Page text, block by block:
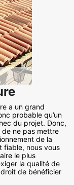
a un grand
probable qu’un
du projet. Donc,
de ne pas mettre
de la
fiable, nous vous
le plus
la qualité de
de bénéficier